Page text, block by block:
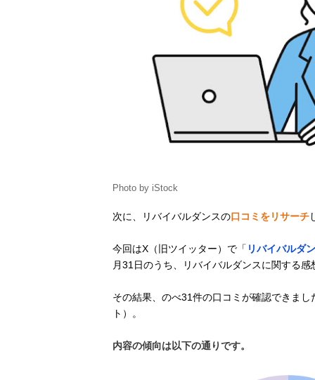
Photo by iStock
次に、リバイバルダンスの口コミをリサーチ
今回はX（旧ツイッター）で「 リバイバルダ
月31日のうち、リバイバルダンスに関する
その結果、のべ31件の口コミが確認できま
ト）。
内容の傾向は以下の通りです。